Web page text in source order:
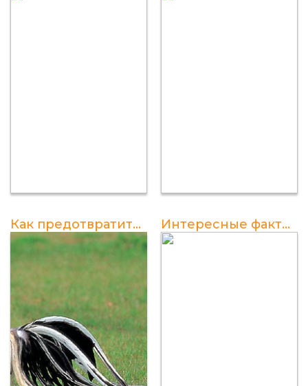
Как предотвратить крик петуха: полезные советы для садоводов и дачников Интересные факты о возможности полета у петухов